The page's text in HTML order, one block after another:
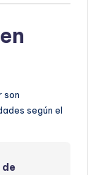
son
según el
de